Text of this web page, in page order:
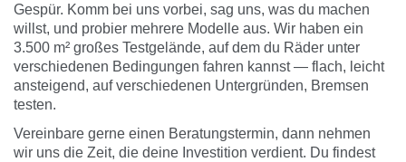
Gespür. Komm bei uns vorbei, sag uns, was du machen
willst, und probier mehrere Modelle aus. Wir haben ein
3.500 m² großes Testgelände, auf dem du Räder unter
verschiedenen Bedingungen fahren kannst — flach, leicht
ansteigend, auf verschiedenen Untergründen, Bremsen
testen.
Vereinbare gerne einen Beratungstermin, dann nehmen
wir uns die Zeit, die deine Investition verdient. Du findest